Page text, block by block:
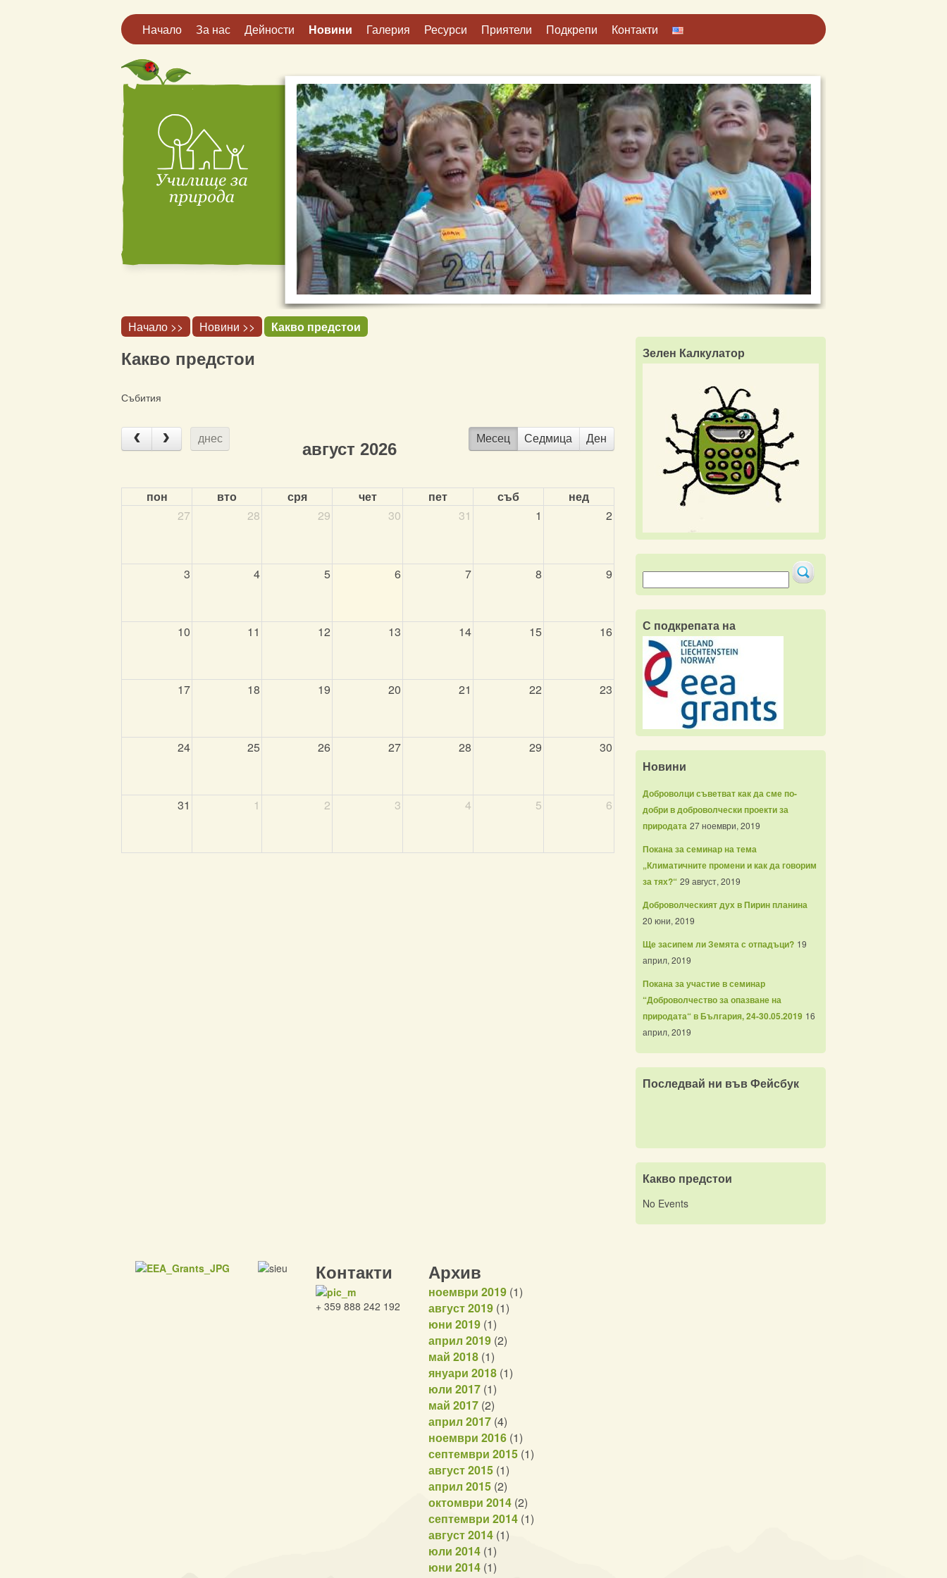
Начало За нас Дейности Новини Галерия Ресурси Приятели Подкрепи Контакти
Начало >> Новини >> Какво предстои
Какво предстои
Събития
днес Месец Седмица Ден
август 2026
пон вто сря чет пет съб
нед
27
28 29 30 31 1 2
3 4 5 6 7 8 9
10 11 12 13 14 15 16
17 18 19 20 21 22 23
24 25 26 27 28 29 30
31 1 2 3 4 5 6
Зелен Калкулатор
С подкрепата на
Новини
Доброволци съветват как да сме по-
добри в доброволчески проекти за
природата 27 ноември, 2019
Покана за семинар на тема
„Климатичните промени и как да говорим
за тях?“ 29 август, 2019
Доброволческият дух в Пирин планина
20 юни, 2019
Ще засипем ли Земята с отпадъци? 19
април, 2019
Покана за участие в семинар
“Доброволчество за опазване на
природата“ в България, 24-30.05.2019 16
април, 2019
Последвай ни във Фейсбук
Какво предстои
No Events
Контакти
+ 359 888 242 192
Архив
ноември 2019 (1)
август 2019 (1)
юни 2019 (1)
април 2019 (2)
май 2018 (1)
януари 2018 (1)
юли 2017 (1)
май 2017 (2)
април 2017 (4)
ноември 2016 (1)
септември 2015 (1)
август 2015 (1)
април 2015 (2)
октомври 2014 (2)
септември 2014 (1)
август 2014 (1)
юли 2014 (1)
юни 2014 (1)